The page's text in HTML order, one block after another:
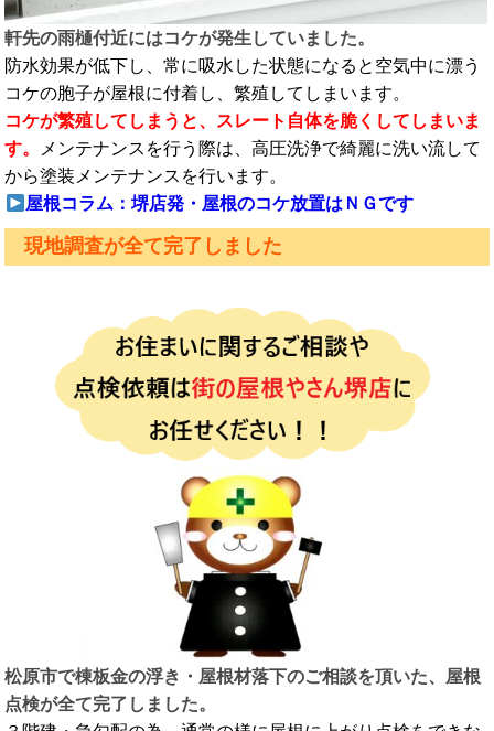
軒先の雨樋付近にはコケが発生していました。
防水効果が低下し、常に吸水した状態になると空気中に漂う
コケの胞子が屋根に付着し、繁殖してしまいます。
コケが繁殖してしまうと、スレート自体を脆くしてしまいま
す。
メンテナンスを行う際は、高圧洗浄で綺麗に洗い流して
から塗装メンテナンスを行います。
屋根コラム：堺店発・屋根のコケ放置はＮＧです
現地調査が全て完了しました
松原市で棟板金の浮き・屋根材落下のご相談を頂いた、屋根
点検が全て完了しました。